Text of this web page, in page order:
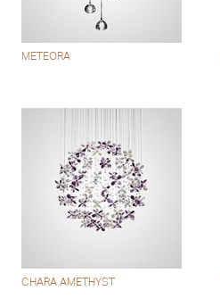
METEORA
CHARA AMETHYST